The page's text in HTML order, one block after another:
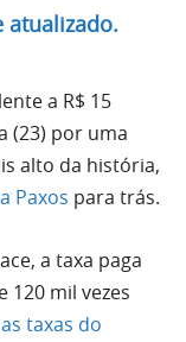
atualizado.
a R$ 15
(23) por uma
alto da história,
Paxos para trás.
a taxa paga
120 mil vezes
as taxas do